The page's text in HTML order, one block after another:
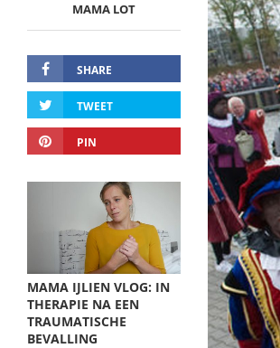
MAMA LOT
SHARE
TWEET
PIN
MAMA IJLIEN VLOG: IN
THERAPIE NA EEN
TRAUMATISCHE
BEVALLING